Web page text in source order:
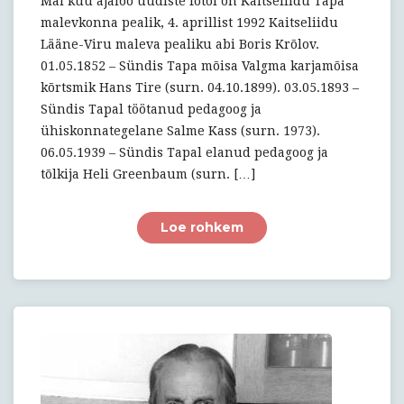
malevkonna pealik, 4. aprillist 1992 Kaitseliidu
Lääne-Viru maleva pealiku abi Boris Krõlov.
01.05.1852 – Sündis Tapa mõisa Valgma karjamõisa
kõrtsmik Hans Tire (surn. 04.10.1899). 03.05.1893 –
Sündis Tapal töötanud pedagoog ja
ühiskonnategelane Salme Kass (surn. 1973).
06.05.1939 – Sündis Tapal elanud pedagoog ja
tõlkija Heli Greenbaum (surn. […]
Loe rohkem